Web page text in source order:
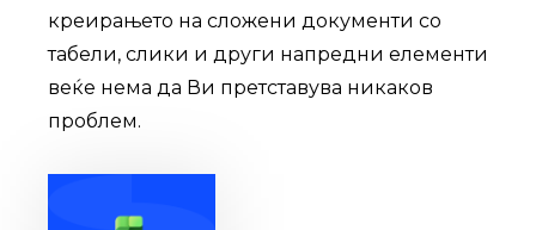
креирањето на сложени документи со
табели, слики и други напредни елементи
веќе нема да Ви претставува никаков
проблем.